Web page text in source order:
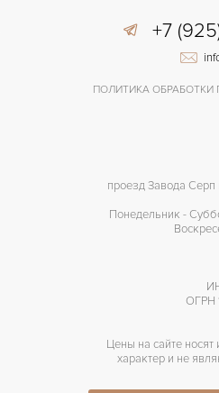
+7
ПОЛИТИКА ОБРАБОТКИ
проезд Завода Серп
Понедельник -
ОГРН
Цены на сайте
характер и не